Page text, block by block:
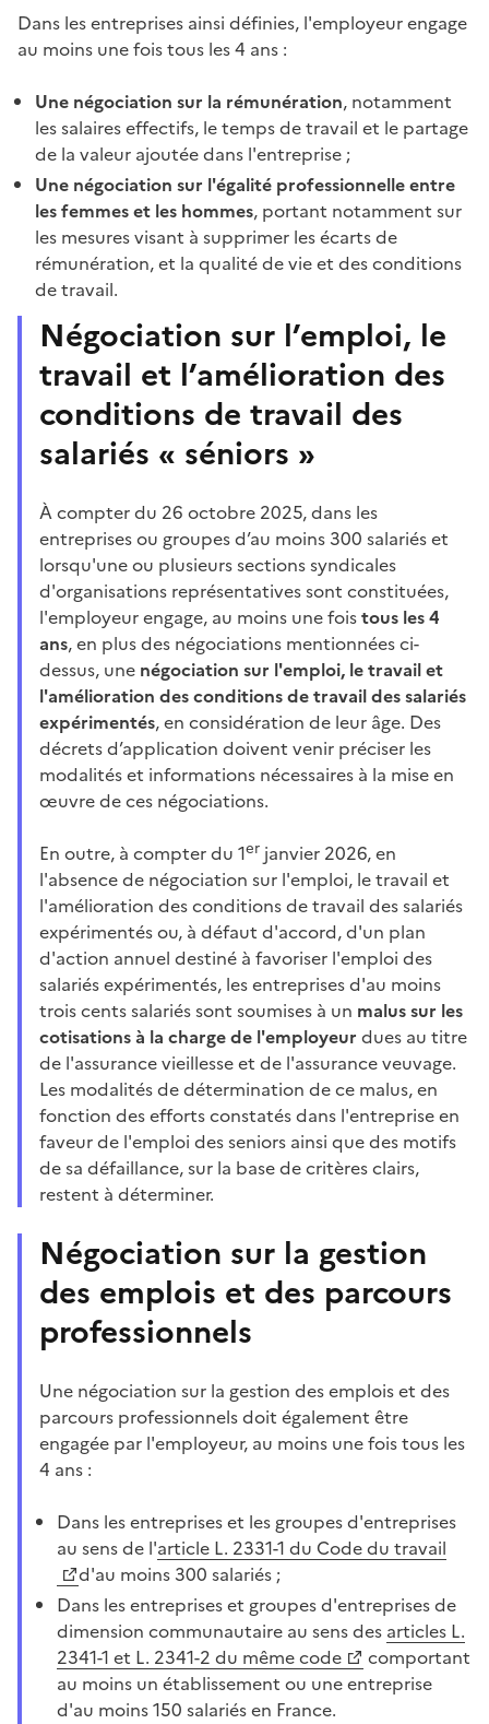
Dans les entreprises ainsi définies, l'employeur engage
au moins une fois tous les 4 ans :
Une négociation sur la rémunération, notamment
les salaires effectifs, le temps de travail et le partage
de la valeur ajoutée dans l'entreprise ;
Une négociation sur l'égalité professionnelle entre
les femmes et les hommes, portant notamment sur
les mesures visant à supprimer les écarts de
rémunération, et la qualité de vie et des conditions
de travail.
Négociation sur l’emploi, le
travail et l’amélioration des
conditions de travail des
salariés « séniors »
À compter du 26 octobre 2025, dans les
entreprises ou groupes d’au moins 300 salariés et
lorsqu'une ou plusieurs sections syndicales
d'organisations représentatives sont constituées,
l'employeur engage, au moins une foistous les 4
ans, en plus des négociations mentionnées ci-
dessus, une négociation sur l'emploi, le travail et
l'amélioration des conditions de travail des salariés
expérimentés, en considération de leur âge. Des
décrets d’application doivent venir préciser les
modalités et informations nécessaires à la mise en
œuvre de ces négociations.
En outre, à compter du 1er janvier 2026, en
l'absence de négociation sur l'emploi, le travail et
l'amélioration des conditions de travail des salariés
expérimentés ou, à défaut d'accord, d'un plan
d'action annuel destiné à favoriser l'emploi des
salariés expérimentés, les entreprises d'au moins
trois cents salariés sont soumises à un malus sur les
cotisations à la charge de l'employeur dues au titre
de l'assurance vieillesse et de l'assurance veuvage.
Les modalités de détermination de ce malus, en
fonction des efforts constatés dans l'entreprise en
faveur de l'emploi des seniors ainsi que des motifs
de sa défaillance, sur la base de critères clairs,
restent à déterminer.
Négociation sur la gestion
des emplois et des parcours
professionnels
Une négociation sur la gestion des emplois et des
parcours professionnels doit également être
engagée par l'employeur, au moins une fois tous les
4 ans :
Dans les entreprises et les groupes d'entreprises
au sens de l'article L. 2331-1 du Code du travail
d'au moins 300 salariés ;
Dans les entreprises et groupes d'entreprises de
dimension communautaire au sens des articles L.
2341-1 et L. 2341-2 du même code
comportant
au moins un établissement ou une entreprise
d'au moins 150 salariés en France.